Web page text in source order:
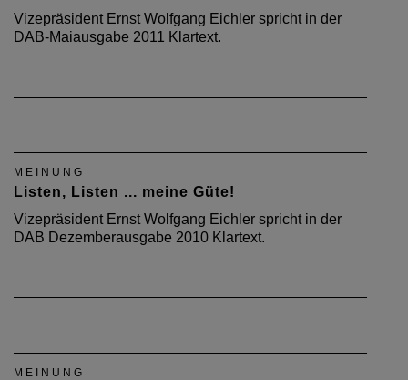
Vizepräsident Ernst Wolfgang Eichler spricht in der
DAB-Maiausgabe 2011 Klartext.
MEINUNG
Listen, Listen ... meine Güte!
Vizepräsident Ernst Wolfgang Eichler spricht in der
DAB Dezemberausgabe 2010 Klartext.
MEINUNG